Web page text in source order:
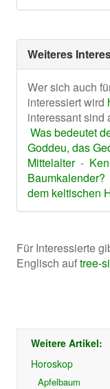
Weiteres
Wer sich auch
interessiert wird
interessant sind
Was bedeutet
Goddeu, das
Mittelalter-
Baumkalender?
dem keltischen
Für Interessierte
Englisch auftree-
Weitere Artikel:
Horoskop
Apfelbaum